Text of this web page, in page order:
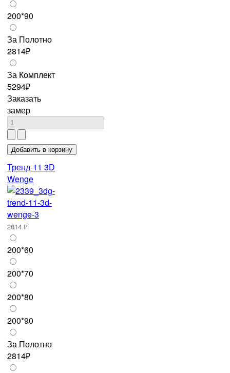
200*90
За Полотно
2814₽
За Комплект
5294₽
Заказать
замер
Тренд-11 3D
Wenge
2814 ₽
200*60
200*70
200*80
200*90
За Полотно
2814₽